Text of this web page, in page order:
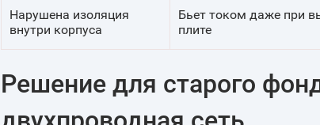
Нарушена изоляция
внутри корпуса
Бьет током даже при
плите
Решение для старого